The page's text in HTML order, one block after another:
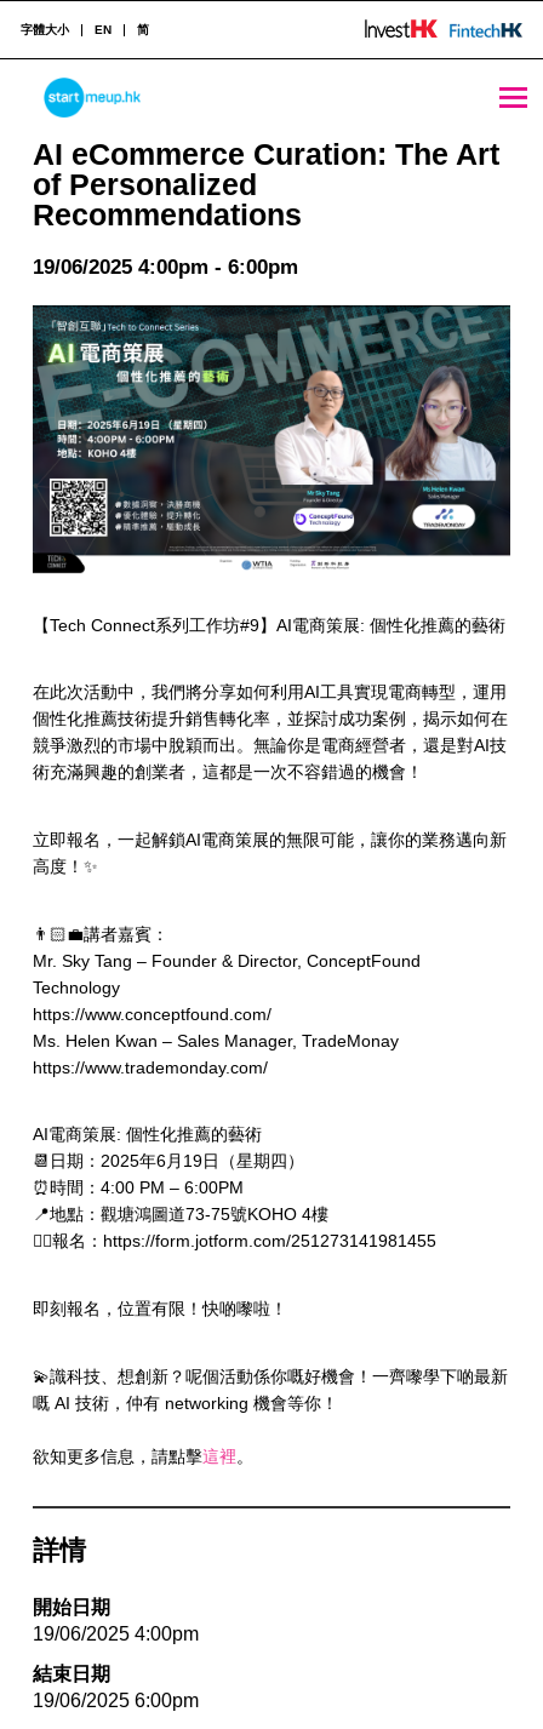
AI eCommerce Curation: The Art of Personalized Recommendations - StartmeupHK
STARTMEUPHK
STARTMEUPHK FESTIVAL IS THE LEADING STARTUP AND INNOVATION CONFERENCE EVENT IN HONG KONG
字體大小 EN 简
AI eCommerce Curation: The Art
of Personalized
Recommendations
19/06/2025 4:00pm - 6:00pm
【Tech Connect系列工作坊#9】AI電商策展: 個性化推薦的藝術
在此次活動中，我們將分享如何利用AI工具實現電商轉型，運用
個性化推薦技術提升銷售轉化率，並探討成功案例，揭示如何在
競爭激烈的市場中脫穎而出。無論你是電商經營者，還是對AI技
術充滿興趣的創業者，這都是一次不容錯過的機會！
立即報名，一起解鎖AI電商策展的無限可能，讓你的業務邁向新
高度！✨
👨🏻‍💼講者嘉賓：
Mr. Sky Tang – Founder & Director, ConceptFound
Technology
https://www.conceptfound.com/
Ms. Helen Kwan – Sales Manager, TradeMonay
https://www.trademonday.com/
AI電商策展: 個性化推薦的藝術
📆日期：2025年6月19日（星期四）
⏰時間：4:00 PM – 6:00PM
📍地點：觀塘鴻圖道73-75號KOHO 4樓
✍🏻報名：https://form.jotform.com/251273141981455
即刻報名，位置有限！快啲嚟啦！
💫識科技、想創新？呢個活動係你嘅好機會！一齊嚟學下啲最新
嘅 AI 技術，仲有 networking 機會等你！
欲知更多信息，請點擊這裡。
詳情
開始日期
19/06/2025 4:00pm
結束日期
19/06/2025 6:00pm